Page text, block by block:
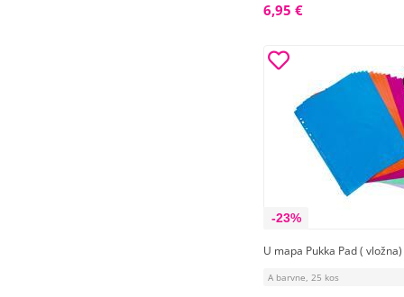
6,95 €
-23%
U mapa Pukka Pad (
A barvne, 25 kos